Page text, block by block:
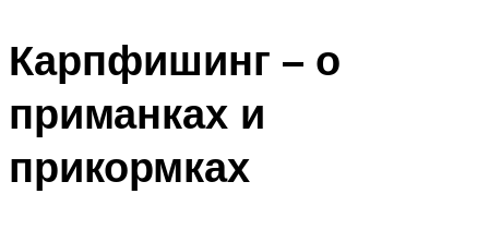
Карпфишинг – о
приманках и
прикормках